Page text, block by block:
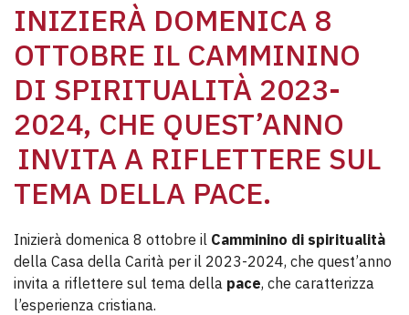
INIZIERÀ DOMENICA 8
OTTOBRE IL CAMMININO
DI SPIRITUALITÀ 2023-
2024, CHE QUEST’ANNO
INVITA A RIFLETTERE SUL
TEMA DELLA PACE.
Inizierà domenica 8 ottobre il Camminino di spiritualità
della Casa della Carità per il 2023-2024, che quest’anno
invita a riflettere sul tema della pace, che caratterizza
l’esperienza cristiana.